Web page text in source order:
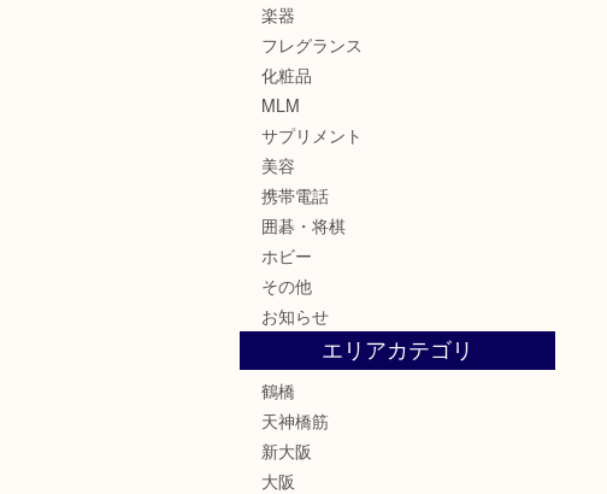
楽器
フレグランス
化粧品
MLM
サプリメント
美容
携帯電話
囲碁・将棋
ホビー
その他
お知らせ
エリアカテゴリ
鶴橋
天神橋筋
新大阪
大阪